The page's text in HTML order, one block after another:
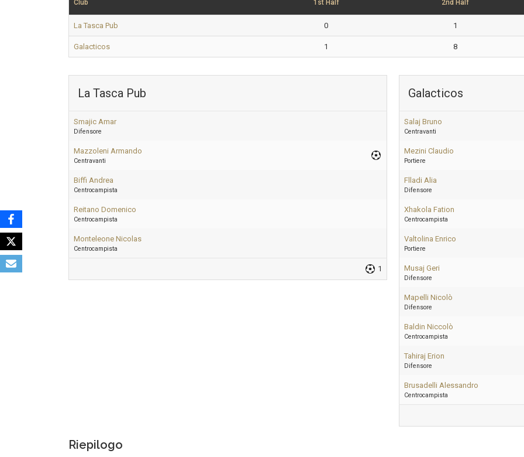
Club 1st Half 2nd Half
La Tasca Pub 0 1
Galacticos 1 8
La Tasca Pub
Smajic Amar
Difensore
Mazzoleni Armando
Centravanti
Biffi Andrea
Centrocampista
Reitano Domenico
Centrocampista
Monteleone Nicolas
Centrocampista
1
Galacticos
Salaj Bruno
Centravanti
Mezini Claudio
Portiere
Flladi Alia
Difensore
Xhakola Fation
Centrocampista
Valtolina Enrico
Portiere
Musaj Geri
Difensore
Mapelli Nicolò
Difensore
Baldin Niccolò
Centrocampista
Tahiraj Erion
Difensore
Brusadelli Alessandro
Centrocampista
Riepilogo